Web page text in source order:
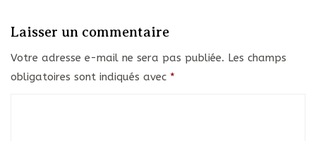
Laisser un commentaire
Votre adresse e-mail ne sera pas publiée. Les champs
obligatoires sont indiqués avec *